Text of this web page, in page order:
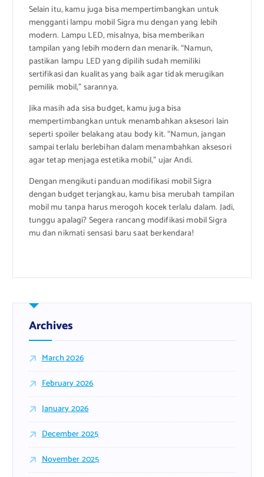
Selain itu, kamu juga bisa mempertimbangkan untuk
mengganti lampu mobil Sigra mu dengan yang lebih
modern. Lampu LED, misalnya, bisa memberikan
tampilan yang lebih modern dan menarik. “Namun,
pastikan lampu LED yang dipilih sudah memiliki
sertifikasi dan kualitas yang baik agar tidak merugikan
pemilik mobil,” sarannya.
Jika masih ada sisa budget, kamu juga bisa
mempertimbangkan untuk menambahkan aksesori lain
seperti spoiler belakang atau body kit. “Namun, jangan
sampai terlalu berlebihan dalam menambahkan aksesori
agar tetap menjaga estetika mobil,” ujar Andi.
Dengan mengikuti panduan modifikasi mobil Sigra
dengan budget terjangkau, kamu bisa merubah tampilan
mobil mu tanpa harus merogoh kocek terlalu dalam. Jadi,
tunggu apalagi? Segera rancang modifikasi mobil Sigra
mu dan nikmati sensasi baru saat berkendara!
Archives
March 2026
February 2026
January 2026
December 2025
November 2025